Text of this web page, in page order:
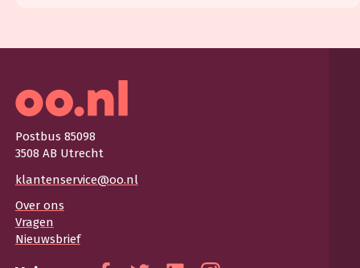
Postbus 85098
3508 AB Utrecht
klantenservice@oo.nl
Over ons
Vragen
Nieuwsbrief